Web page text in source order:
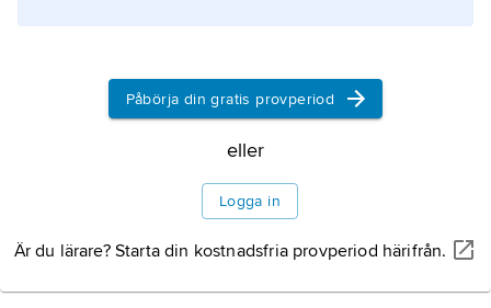
Information om artikeln
Påbörja din gratis provperiod
eller
Logga in
Är du lärare? Starta din kostnadsfria provperiod härifrån.